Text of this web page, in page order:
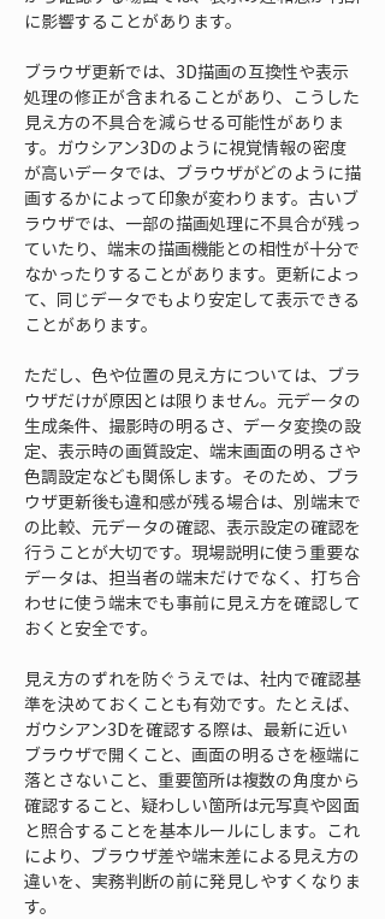
に影響することがあります。
ブラウザ更新では、3D描画の互換性や表示
処理の修正が含まれることがあり、こうした
見え方の不具合を減らせる可能性がありま
す。ガウシアン3Dのように視覚情報の密度
が高いデータでは、ブラウザがどのように描
画するかによって印象が変わります。古いブ
ラウザでは、一部の描画処理に不具合が残っ
ていたり、端末の描画機能との相性が十分で
なかったりすることがあります。更新によっ
て、同じデータでもより安定して表示できる
ことがあります。
ただし、色や位置の見え方については、ブラ
ウザだけが原因とは限りません。元データの
生成条件、撮影時の明るさ、データ変換の設
定、表示時の画質設定、端末画面の明るさや
色調設定なども関係します。そのため、ブラ
ウザ更新後も違和感が残る場合は、別端末で
の比較、元データの確認、表示設定の確認を
行うことが大切です。現場説明に使う重要な
データは、担当者の端末だけでなく、打ち合
わせに使う端末でも事前に見え方を確認して
おくと安全です。
見え方のずれを防ぐうえでは、社内で確認基
準を決めておくことも有効です。たとえば、
ガウシアン3Dを確認する際は、最新に近い
ブラウザで開くこと、画面の明るさを極端に
落とさないこと、重要箇所は複数の角度から
確認すること、疑わしい箇所は元写真や図面
と照合することを基本ルールにします。これ
により、ブラウザ差や端末差による見え方の
違いを、実務判断の前に発見しやすくなりま
す。